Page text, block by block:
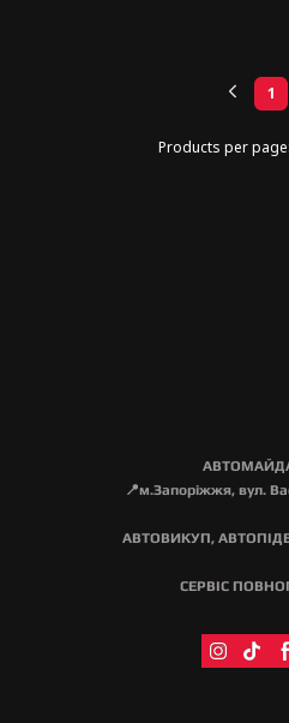
Products per page:
1
📍м.Запоріжжя, вул.
АВТОВИКУП,
СЕРВІС